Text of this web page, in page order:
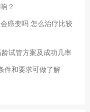
？
癌变吗 怎么治疗比较
试管方案及成功几率
件和要求可做了解